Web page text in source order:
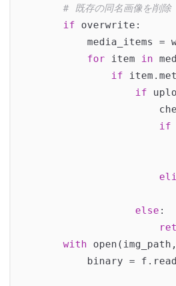
# 既存の同名画像を削除
if overwrite:
media_items =
for item in
if
if
if
else :
with
binary =